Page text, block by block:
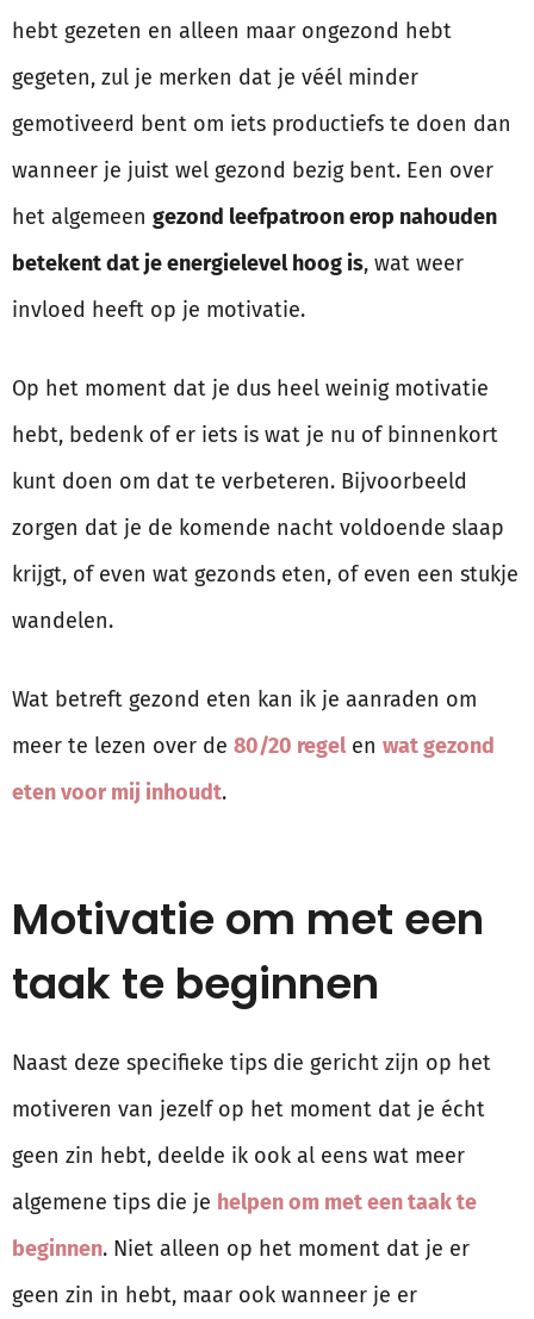
hebt gezeten en alleen maar ongezond hebt
gegeten, zul je merken dat je véél minder
gemotiveerd bent om iets productiefs te doen dan
wanneer je juist wel gezond bezig bent. Een over
het algemeen gezond leefpatroon erop nahouden
betekent dat je energielevel hoog is, wat weer
invloed heeft op je motivatie.
Op het moment dat je dus heel weinig motivatie
hebt, bedenk of er iets is wat je nu of binnenkort
kunt doen om dat te verbeteren. Bijvoorbeeld
zorgen dat je de komende nacht voldoende slaap
krijgt, of even wat gezonds eten, of even een stukje
wandelen.
Wat betreft gezond eten kan ik je aanraden om
meer te lezen over de 80/20 regelen wat gezond
eten voor mij inhoudt.
Motivatie om met een
taak te beginnen
Naast deze specifieke tips die gericht zijn op het
motiveren van jezelf op het moment dat je écht
geen zin hebt, deelde ik ook al eens wat meer
algemene tips die je helpen om met een taak te
beginnen. Niet alleen op het moment dat je er
geen zin in hebt, maar ook wanneer je er